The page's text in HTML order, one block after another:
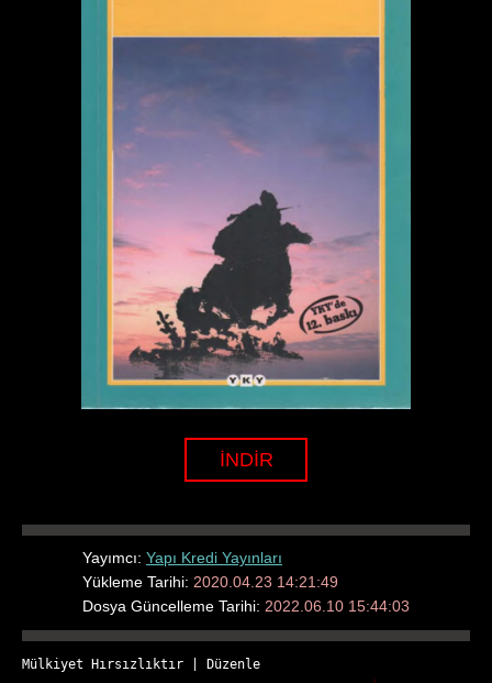
İNDİR
Yayımcı: Yapı Kredi Yayınları
Yükleme Tarihi: 2020.04.23 14:21:49
Dosya Güncelleme Tarihi: 2022.06.10 15:44:03
Mülkiyet Hırsızlıktır Düzenle